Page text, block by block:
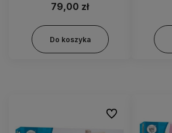
79,00 zł
Do koszyka
Do ulubionych